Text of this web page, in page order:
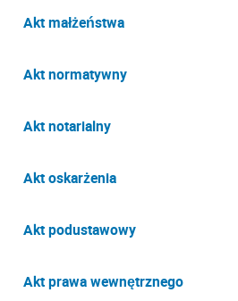
Akt małżeństwa
Akt normatywny
Akt notarialny
Akt oskarżenia
Akt podustawowy
Akt prawa wewnętrznego